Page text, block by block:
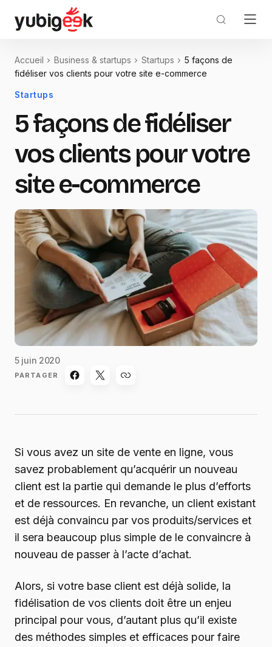
Accueil Business & startups Startups
5 façons de
fidéliser vos clients pour votre site e-commerce
Startups
5 façons de fidéliser
vos clients pour votre
site e-commerce
5 juin 2020
PARTAGER
Si vous avez un site de vente en ligne, vous
savez probablement qu’acquérir un nouveau
client est la partie qui demande le plus d’efforts
et de ressources. En revanche, un client existant
est déjà convaincu par vos produits/services et
il sera beaucoup plus simple de le convaincre à
nouveau de passer à l’acte d’achat.
Alors, si votre base client est déjà solide, la
fidélisation de vos clients doit être un enjeu
principal pour vous, d’autant plus qu’il existe
des méthodes simples et efficaces pour faire